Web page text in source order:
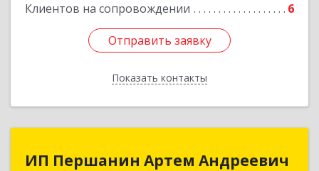
Клиентов на сопровождении 6
Отправить заявку
Показать контакты
Подробнее
Отправить заявку
Назад
ИП Першанин Артем Андреевич